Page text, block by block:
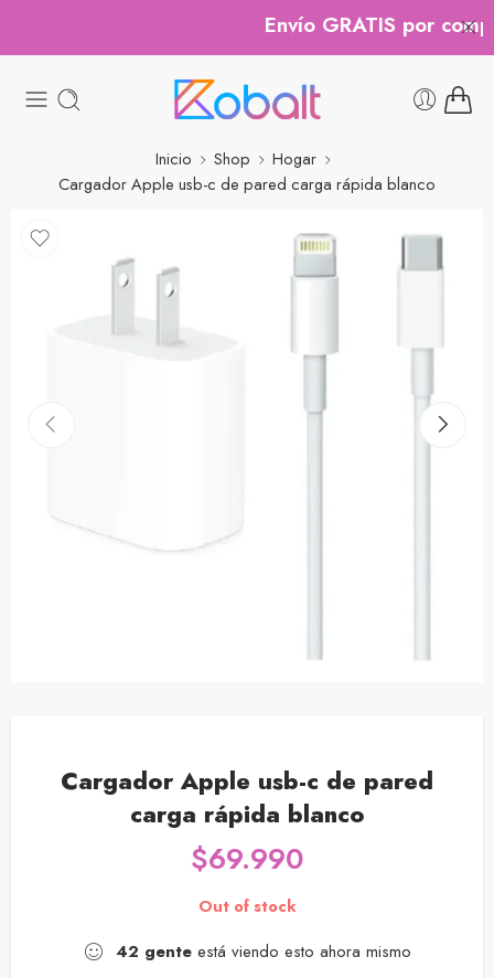
Envío GRATIS por
Inicio Shop
Hogar
Cargador Apple usb-c de pared carga rápida blanco
Cargador Apple usb-c de pared
carga rápida blanco
$69.990
Out of stock
42 gente está viendo esto ahora mismo